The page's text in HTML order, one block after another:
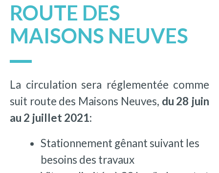
ROUTE DES
MAISONS NEUVES
La circulation sera réglementée comme
suit route des Maisons Neuves, du 28 juin
au 2 juillet 2021:
Stationnement gênant suivant les
besoins des travaux